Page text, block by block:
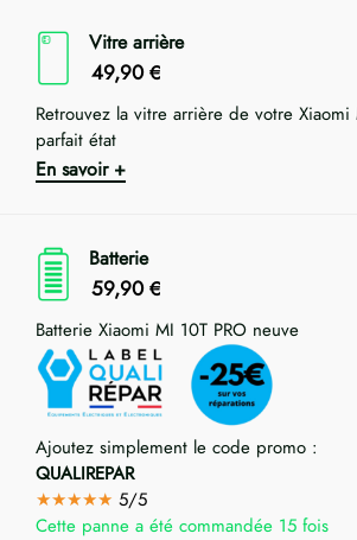
Vitre arrière
49,90 €
Retrouvez la vitre arrière de votre Xiaomi
parfait état
En savoir +
Batterie
59,90 €
Batterie Xiaomi MI 10T PRO neuve
Ajoutez simplement le code promo :
QUALIREPAR
★★★★★ 5/5
Cette panne a été commandée 15 fois